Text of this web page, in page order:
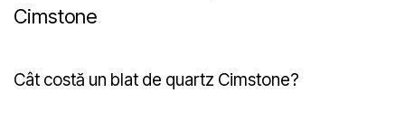
Cimstone
Cât costă un blat de quartz Cimstone?